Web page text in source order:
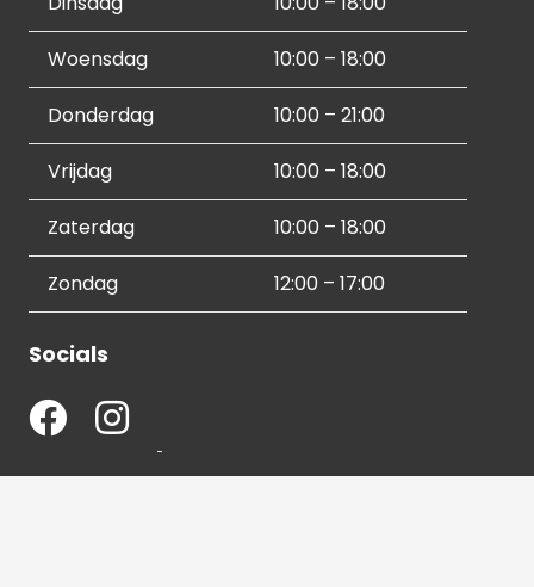
Woensdag 10:00 – 18:00
Donderdag 10:00 – 21:00
Vrijdag 10:00 – 18:00
Zaterdag 10:00 – 18:00
Zondag 12:00 – 17:00
Socials